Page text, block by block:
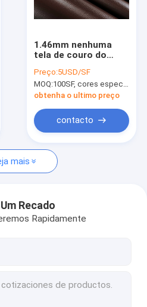
1.46mm nenhuma
tela de couro do
cheiro para correias
Preço:5USD/SF
MOQ:100SF, cores especiais (a cor principal é preta, marrom e azul)
obtenha o ultimo preço
contacto
mais
Recado
Rapidamente